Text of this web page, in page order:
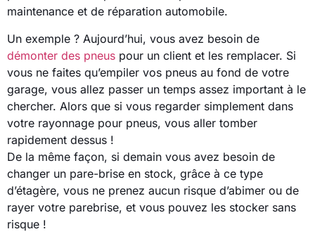
maintenance et de réparation automobile.
Un exemple ? Aujourd’hui, vous avez besoin de
démonter des pneus pour un client et les remplacer. Si
vous ne faites qu’empiler vos pneus au fond de votre
garage, vous allez passer un temps assez important à le
chercher. Alors que si vous regarder simplement dans
votre rayonnage pour pneus, vous aller tomber
rapidement dessus !
De la même façon, si demain vous avez besoin de
changer un pare-brise en stock, grâce à ce type
d’étagère, vous ne prenez aucun risque d’abimer ou de
rayer votre parebrise, et vous pouvez les stocker sans
risque !